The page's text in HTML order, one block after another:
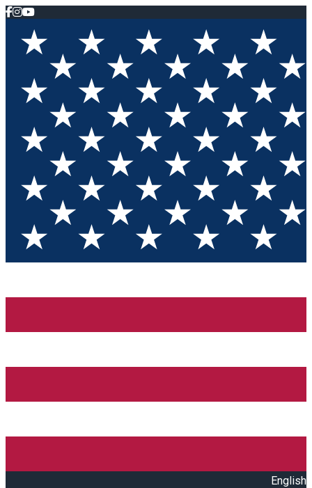
English